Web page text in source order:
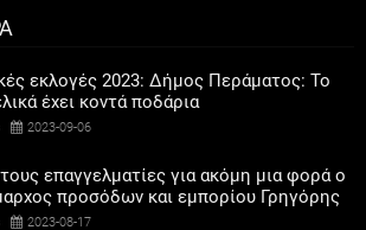
εκλογές 2023: Δήμος Περάματος: Το
έχει κοντά ποδάρια
2023-09-06
επαγγελματίες για ακόμη μια φορά ο
προσόδων και εμπορίου Γρηγόρης
2023-08-17